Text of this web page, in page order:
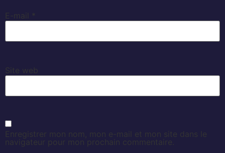
E-mail
Site web
Enregistrer mon nom, mon e-mail et mon site dans le
navigateur pour mon prochain commentaire.